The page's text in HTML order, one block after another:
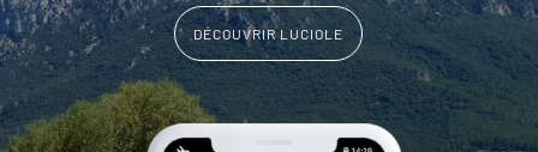
DÉCOUVRIR LUCIOLE